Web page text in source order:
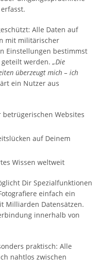
Alle Daten auf
mit militärischer
Einstellungen bestimmst
werden. „Die
überzeugt mich – ich
ein Nutzer aus
Websites
auf Deinem
Wissen weltweit
Dir Spezialfunktionen
einfach ein
Milliarden Datensätzen.
innerhalb von
praktisch: Alle
nahtlos zwischen